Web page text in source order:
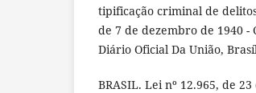
tipificação criminal de
de 7 de dezembro de 1940 -
Diário Oficial Da União,
BRASIL. Lei nº 12.965, de